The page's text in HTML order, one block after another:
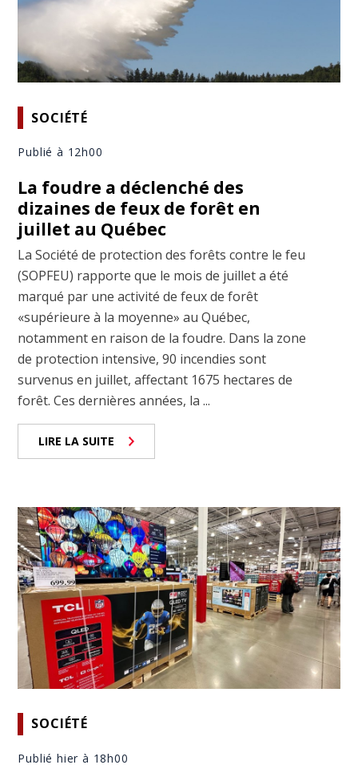
SOCIÉTÉ
Publié à 12h00
La foudre a déclenché des
dizaines de feux de forêt en
juillet au Québec
La Société de protection des forêts contre le feu
(SOPFEU) rapporte que le mois de juillet a été
marqué par une activité de feux de forêt
«supérieure à la moyenne» au Québec,
notamment en raison de la foudre. Dans la zone
de protection intensive, 90 incendies sont
survenus en juillet, affectant 1675 hectares de
forêt. Ces dernières années, la ...
LIRE LA SUITE
SOCIÉTÉ
Publié hier à 18h00